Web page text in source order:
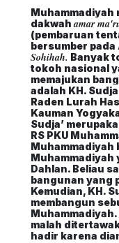
Muhammadiyah
dakwahamar
(pembaruan
bersumber
Sohihah. Banyak
tokoh nasional
memajukan
adalah KH.
Raden Lurah
Kauman
Sudja’
RS PKU
Muhammadiyah
Muhammadiyah
Dahlan. Beliau
bangunan yang
Kemudian, KH.
membangun
malah
hadir karena